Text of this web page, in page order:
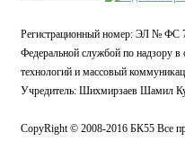
Регистрационный номер: ЭЛ № ФС
Федеральной службой по надзору
технологий и массовый
Учредитель: Шихмирзаев Шамил
CopyRight © 2008-2016 БК55 Все